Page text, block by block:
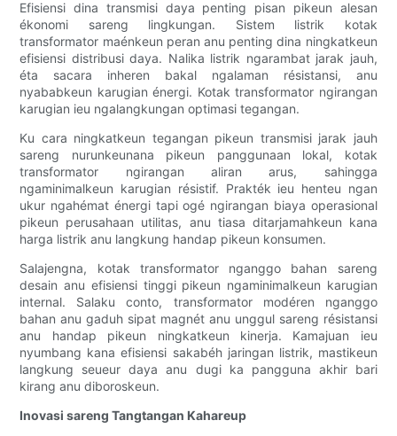
Efisiensi dina transmisi daya penting pisan pikeun alesan
ékonomi sareng lingkungan. Sistem listrik kotak
transformator maénkeun peran anu penting dina ningkatkeun
efisiensi distribusi daya. Nalika listrik ngarambat jarak jauh,
éta sacara inheren bakal ngalaman résistansi, anu
nyababkeun karugian énergi. Kotak transformator ngirangan
karugian ieu ngalangkungan optimasi tegangan.
Ku cara ningkatkeun tegangan pikeun transmisi jarak jauh
sareng nurunkeunana pikeun panggunaan lokal, kotak
transformator ngirangan aliran arus, sahingga
ngaminimalkeun karugian résistif. Prakték ieu henteu ngan
ukur ngahémat énergi tapi ogé ngirangan biaya operasional
pikeun perusahaan utilitas, anu tiasa ditarjamahkeun kana
harga listrik anu langkung handap pikeun konsumen.
Salajengna, kotak transformator nganggo bahan sareng
desain anu efisiensi tinggi pikeun ngaminimalkeun karugian
internal. Salaku conto, transformator modéren nganggo
bahan anu gaduh sipat magnét anu unggul sareng résistansi
anu handap pikeun ningkatkeun kinerja. Kamajuan ieu
nyumbang kana efisiensi sakabéh jaringan listrik, mastikeun
langkung seueur daya anu dugi ka pangguna akhir bari
kirang anu diboroskeun.
Inovasi sareng Tangtangan Kahareup